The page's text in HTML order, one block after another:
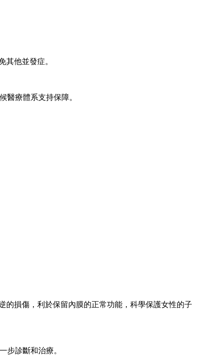
其他並發症。
醫療體系支持保障。
的損傷，利於保留內膜的正常功能，科學保護女性的子
步診斷和治療。